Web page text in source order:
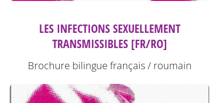
LES INFECTIONS SEXUELLEMENT
TRANSMISSIBLES [FR/RO]
Brochure bilingue français / roumain